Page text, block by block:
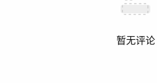
暂无评论